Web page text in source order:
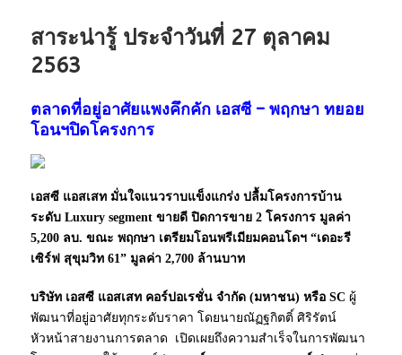
สาระน่ารู้ ประจำวันที่ 27 ตุลาคม
2563
ตลาดที่อยู่อาศัยแพงคึกคัก เอสซี – พฤกษา ทยอย
โอนฯปิดโครงการ
เอสซี แอสเสท มั่นใจแนวราบแข็งแกร่ง ปลื้มโครงการบ้าน
ระดับ Luxury segment ขายดี ปิดการขาย 2 โครงการ มูลค่า
5,200 ลบ. ขณะ พฤกษา เตรียมโอนพรีเมียมคอนโดฯ “เดอะรี
เซิร์ฟ สุขุมวิท 61” มูลค่า 2,700 ล้านบาท
บริษัท เอสซี แอสเสท คอร์ปอเรชั่น จำกัด (มหาชน) หรือ SC ผู้
พัฒนาที่อยู่อาศัยทุกระดับราคา โดยนายณัฏฐกิตติ์ ศิริรัตน์
หัวหน้าสายงานการตลาด เปิดเผยถึงความสำเร็จในการพัฒนา